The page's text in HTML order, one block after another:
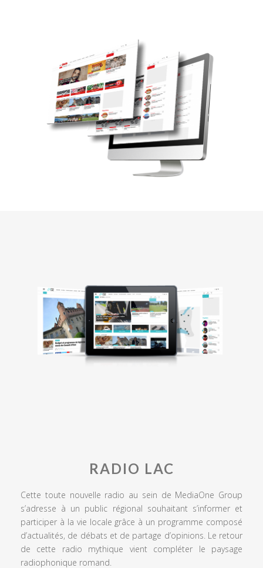
RADIO LAC
Cette toute nouvelle radio au sein de MediaOne Group
s’adresse à un public régional souhaitant s’informer et
participer à la vie locale grâce à un programme composé
d’actualités, de débats et de partage d’opinions. Le retour
de cette radio mythique vient compléter le paysage
radiophonique romand.